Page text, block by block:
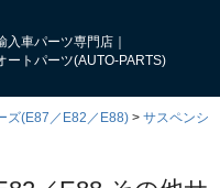
入車パーツ専門店｜
ートパーツ(AUTO-PARTS)
ズ(E87／E82／E88)
サスペンシ